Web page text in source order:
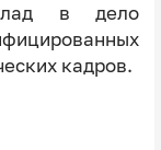
в дело
кадров.